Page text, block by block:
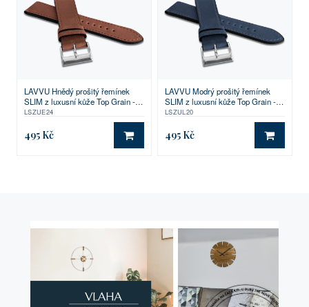
LAVVU Hnědý prošitý řemínek
SLIM z luxusní kůže Top Grain -
24
LSZUE24
495 Kč DO KOŠÍKU
LAVVU Modrý prošitý řemínek
SLIM z luxusní kůže Top Grain -
20
LSZUL20
495 Kč DO